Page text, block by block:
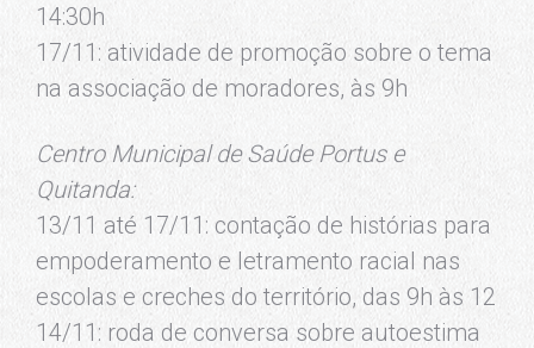
14:30h
17/11: atividade de promoção sobre o tema
na associação de moradores, às 9h
Centro Municipal de Saúde Portus e
Quitanda:
13/11 até 17/11: contação de histórias para
empoderamento e letramento racial nas
escolas e creches do território, das 9h às 12
14/11: roda de conversa sobre autoestima